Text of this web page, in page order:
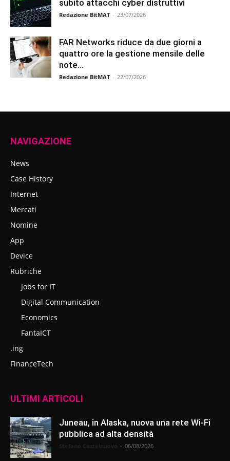
subito attacchi cyber distruttivi
Redazione BitMAT - 23/07/2026
FAR Networks riduce da due giorni a
quattro ore la gestione mensile delle
note...
Redazione BitMAT - 22/07/2026
NAVIGAZIONE
News
Case History
Internet
Mercati
Nomine
App
Device
Rubriche
Jobs for IT
Digital Communication
Economics
FantaICT
.ing
FinanceTech
ULTIMI ARTICOLI
Juneau, in Alaska, nuova una rete Wi-Fi
pubblica ad alta densità
- 06/08/2026